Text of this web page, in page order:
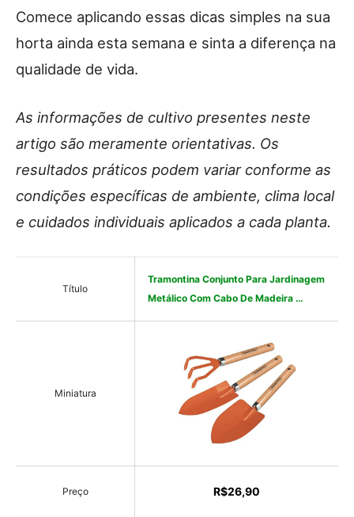
Comece aplicando essas dicas simples na sua
horta ainda esta semana e sinta a diferença na
qualidade de vida.
As informações de cultivo presentes neste
artigo são meramente orientativas. Os
resultados práticos podem variar conforme as
condições específicas de ambiente, clima local
e cuidados individuais aplicados a cada planta.
Título
Tramontina Conjunto Para Jardinagem
Metálico Com Cabo De Madeira …
Miniatura
Preço R$26,90